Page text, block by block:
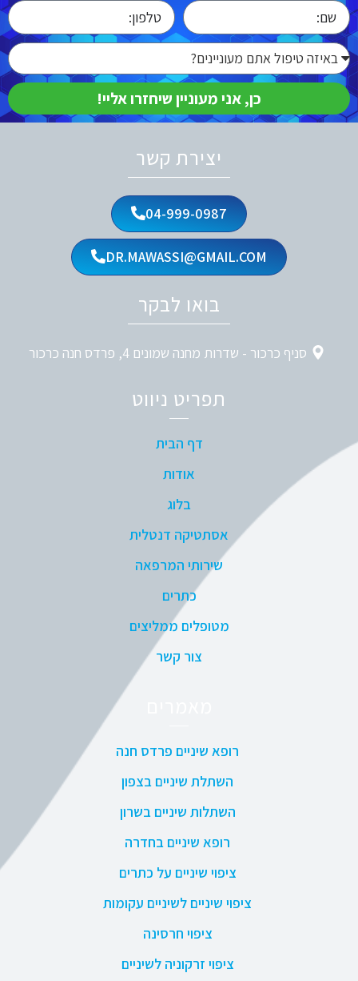
כן, אני מעוניין שיחזרו אליי!
יצירת קשר
04-999-0987
DR.MAWASSI@GMAIL.COM
בואו לבקר
סניף כרכור - שדרות מחנה שמונים 4, פרדס חנה כרכור
תפריט ניווט
דף הבית
אודות
בלוג
אסתטיקה דנטלית
שירותי המרפאה
כתרים
מטופלים ממליצים
צור קשר
רופא שיניים פרדס חנה
השתלת שיניים בצפון
השתלות שיניים בשרון
רופא שיניים בחדרה
ציפוי שיניים על כתרים
ציפוי שיניים לשיניים עקומות
ציפוי חרסינה
ציפוי זרקוניה לשיניים